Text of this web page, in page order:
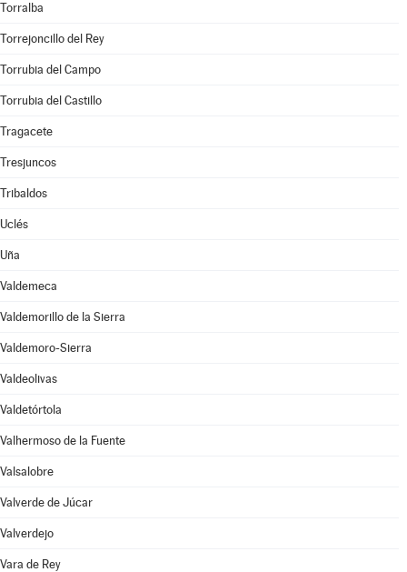
Torralba
Torrejoncillo del Rey
Torrubia del Campo
Torrubia del Castillo
Tragacete
Tresjuncos
Tribaldos
Uclés
Uña
Valdemeca
Valdemorillo de la Sierra
Valdemoro-Sierra
Valdeolivas
Valdetórtola
Valhermoso de la Fuente
Valsalobre
Valverde de Júcar
Valverdejo
Vara de Rey